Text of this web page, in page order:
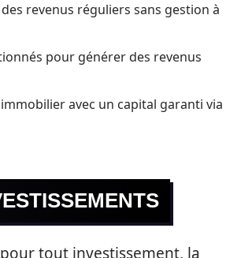
revenus réguliers sans gestion à
pour générer des revenus
avec un capital garanti via
tout investissement, la